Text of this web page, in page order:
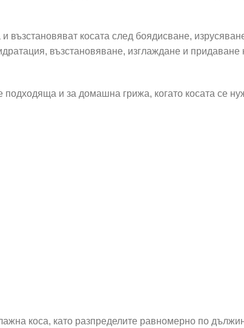
косата след боядисване,
възстановяване, изглаждане и придаване
и за домашна грижа, когато косата се
коса, като разпределите равномерно по